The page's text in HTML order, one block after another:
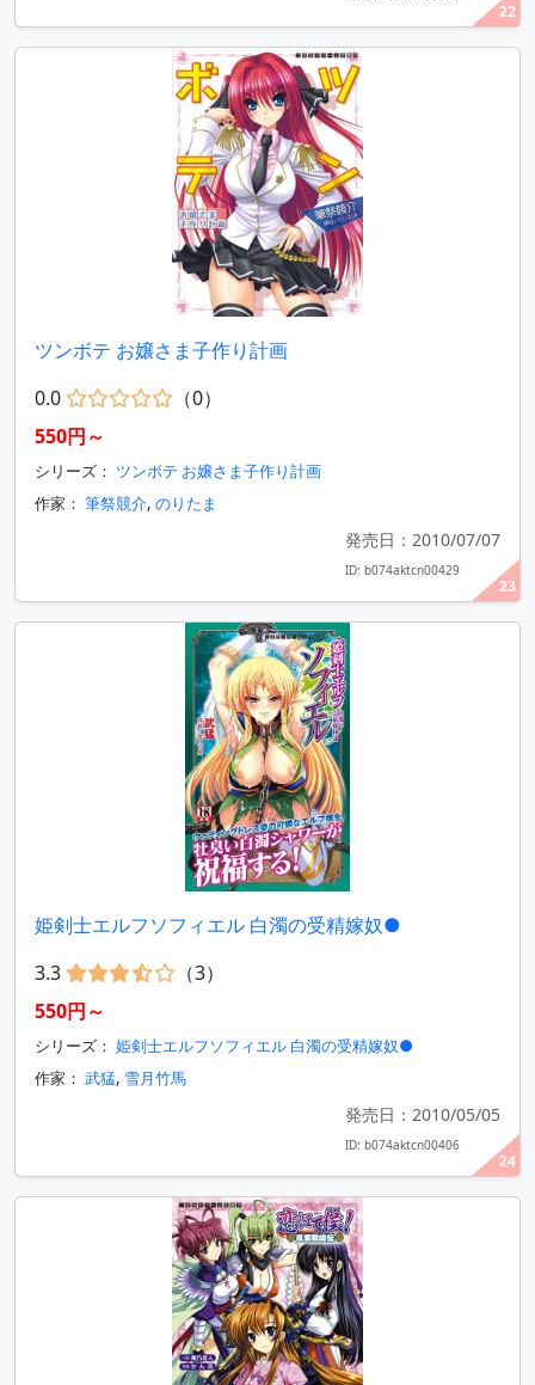
22
23
ツンボテ お嬢さま子作り計画
0.0
（0）
550円～
シリーズ： ツンボテ お嬢さま子作り計画
作家： 筆祭競介, のりたま
発売日：2010/07/07
ID: b074aktcn00429
24
姫剣士エルフソフィエル 白濁の受精嫁奴●
3.3
（3）
550円～
シリーズ： 姫剣士エルフソフィエル 白濁の受精嫁奴●
作家： 武猛, 雪月竹馬
発売日：2010/05/05
ID: b074aktcn00406